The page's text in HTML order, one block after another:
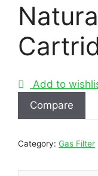
Add to
Compare
Category: Gas Filter